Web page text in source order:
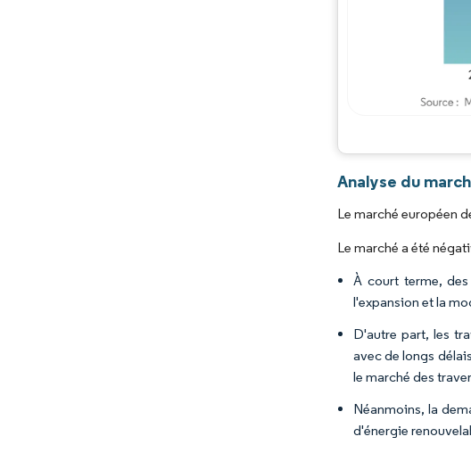
Analyse du
Le marché européen
Le marché a été
À court terme,
l'expansion et la
D'autre part, les
avec de longs
le marché des
Néanmoins, la
d'énergie